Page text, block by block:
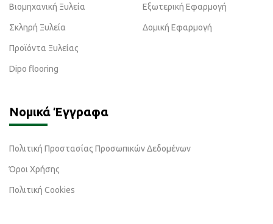
Βιομηχανική Ξυλεία
Σκληρή Ξυλεία
Προϊόντα Ξυλείας
Dipo flooring
Εξωτερική Εφαρμογή
Δομική Εφαρμογή
Νομικά Έγγραφα
Πολιτική Προστασίας Προσωπικών Δεδομένων
Όροι Χρήσης
Πολιτική Cookies